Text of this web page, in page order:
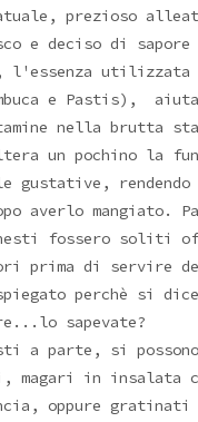
prezioso
e deciso di sapore
utilizzata
e Pastis),
nella brutta
un pochino la
gustative,
averlo mangiato.
fossero soliti
prima di servire
perchè si dice
sapevate?
a parte, si
magari in insalata
oppure